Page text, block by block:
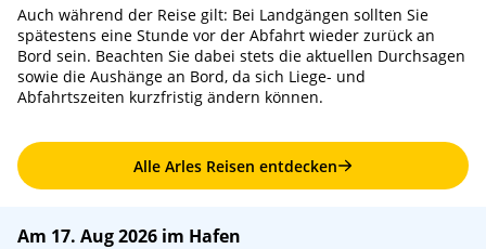
Auch während der Reise gilt: Bei Landgängen sollten Sie
spätestens eine Stunde vor der Abfahrt wieder zurück an
Bord sein. Beachten Sie dabei stets die aktuellen Durchsagen
sowie die Aushänge an Bord, da sich Liege- und
Abfahrtszeiten kurzfristig ändern können.
Alle Arles Reisen entdecken
Am 17. Aug 2026 im Hafen